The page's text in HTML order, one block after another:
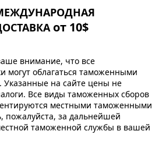
от 10$
внимание, что все
могут облагаться таможенными
на сайте цены не
Все виды таможенных сборов
местными таможенными
пожалуйста, за дальнейшей
таможенной службы в вашей